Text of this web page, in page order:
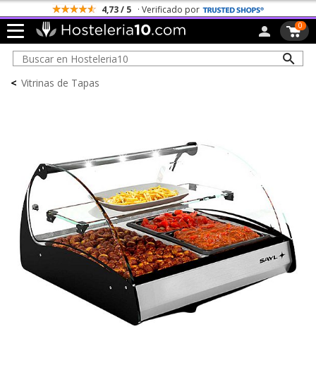
4,73 / 5 · Verificado por
0
< Vitrinas de Tapas